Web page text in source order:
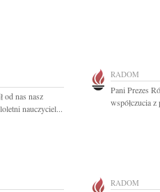
od nas nasz
nauczyciel...
RADOM
Pani Prezes
współczucia
RADOM